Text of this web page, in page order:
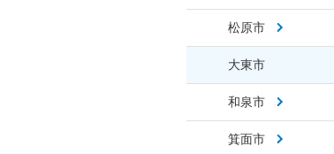
松原市
大東市
和泉市
箕面市